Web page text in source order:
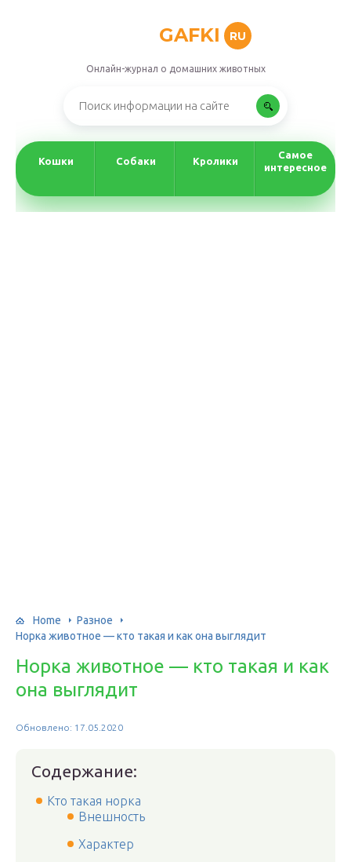
GAFKI RU
Онлайн-журнал о домашних животных
Кошки Собаки Кролики
Самое
интересное
Home
Разное
Норка животное — кто такая и как она выглядит
Норка животное — кто такая и как
она выглядит
Обновлено: 17.05.2020
Содержание:
Кто такая норка
Внешность
Характер